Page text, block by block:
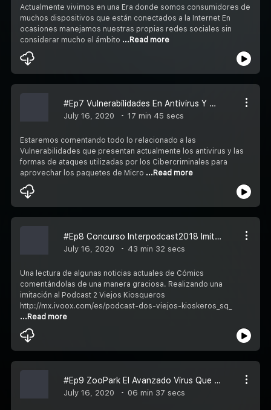
Actualmente vivimos en una Era donde somos consumidores de
muchos dispositivos que están conectados a la Internet En
ocasiones manejamos nuestras propias redes sociales sin
considerar mucho el ámbito ...Read more
#Ep7 Vulnerabilidades En Antivirus Y Tipos De Ataque En Office
July 16, 2020 17 min 45 secs
Estaremos comentando todo lo relacionado a las
Vulnerabilidades que presentan actualmente los antivirus y las
formas de ataques utilizadas por los Cibercriminales para
aprovechar los paquetes de Micro ...Read more
#Ep8 Concurso Interpodcast2018 Imitación A 2 Viejos Kiosqueros @2viejoskioskero
July 16, 2020 43 min 32 secs
Una lectura de algunas noticias actuales de Cómics
comentándolas de una manera graciosa. Realizando una
imitación al Podcast 2 Viejos Kiosqueros
http://mx.ivoox.com/es/podcast-dos-viejos-kioskeros_sq_
...Read more
#Ep9 ZooPark El Avanzado Virus Que Aprovecha Whatsapp Para Infectar A Móviles Android
July 16, 2020 06 min 37 secs